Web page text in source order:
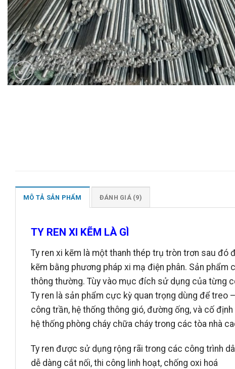
MÔ TẢ SẢN PHẨM ĐÁNH GIÁ (9)
TY REN XI KẼM LÀ GÌ
Ty ren xi kẽm là một thanh thép trụ tròn trơn sau
kẽm bằng phương pháp xi mạ điện phân. Sản
thông thường. Tùy vào mục đích sử dụng của từng
Ty ren là sản phẩm cực kỳ quan trọng dùng để treo
công trần, hệ thống thông gió, đường ống, và cố
hệ thống phòng cháy chữa cháy trong các tòa nhà
Ty ren được sử dụng rộng rãi trong các công trình
dễ dàng cắt nối, thi công linh hoạt, chống oxi hoá